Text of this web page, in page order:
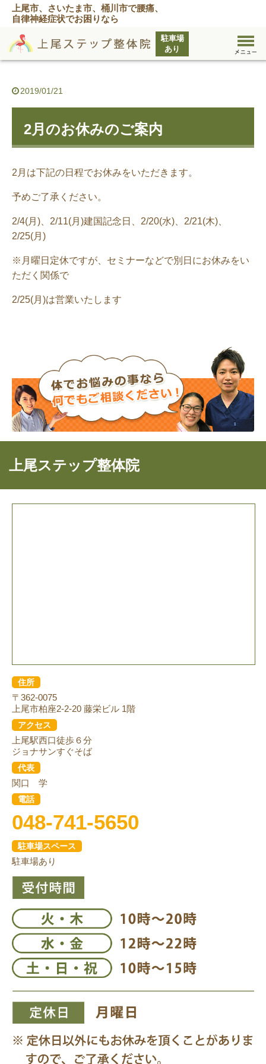
上尾市、さいたま市、桶川市で腰痛、
自律神経症状でお困りなら
2019/01/21
2月のお休みのご案内
2月は下記の日程でお休みをいただきます。
予めご了承ください。
2/4(月)、2/11(月)建国記念日、2/20(水)、2/21(木)、
2/25(月)
※月曜日定休ですが、セミナーなどで別日にお休みをい
ただく関係で
2/25(月)は営業いたします
上尾ステップ整体院
住所
〒362-0075
上尾市柏座2-2-20 藤栄ビル 1階
アクセス
上尾駅西口徒歩６分
ジョナサンすぐそば
代表
関口 学
電話
048-741-5650
駐車場スペース
駐車場あり